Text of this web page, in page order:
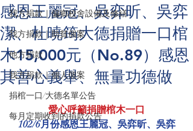
我方捐款｜偏鄉校舍設備及修繕
我方捐款｜助貧個案
他方捐款
我方捐款｜個人個案
捐棺一口/大德名單公告
每月定期收到的捐款公告
感恩王麗冠、吳弈昕、吳弈
潔、杜曉筠大德捐贈一口棺
木15,000元（No.89）感恩
其善心義舉、無量功德做
愛心呼籲捐贈棺木一口
102/6月份感恩王麗冠、吳弈昕、吳弈